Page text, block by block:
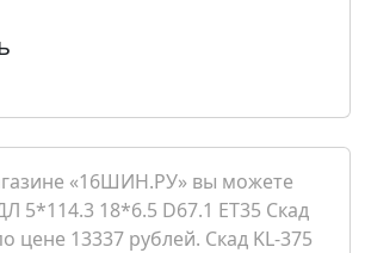
«16ШИН.РУ» вы можете
5*114.3 18*6.5 D67.1 ET35 Скад
цене 13337 рублей. Скад KL-375